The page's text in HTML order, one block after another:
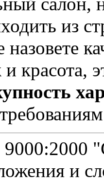
из
и красота,
9000:2000
и